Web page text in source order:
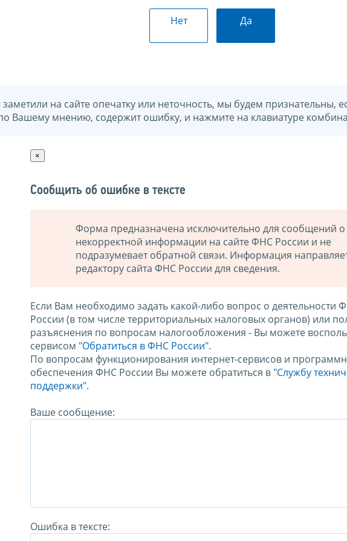
Нет Да
на сайте опечатку или неточность, мы будем признательны,
по Вашему мнению, содержит ошибку, и нажмите на клавиатуре
×
Сообщить об ошибке в тексте
Форма предназначена исключительно для сообщений о
некорректной информации на сайте ФНС России и не
подразумевает обратной связи. Информация
редактору сайта ФНС России для сведения.
Если Вам необходимо задать какой-либо вопрос о деятельности
России (в том числе территориальных налоговых органов) или
разъяснения по вопросам налогообложения - Вы можете
сервисом "Обратиться в ФНС России".
По вопросам функционирования интернет-сервисов и
обеспечения ФНС России Вы можете обратиться в "Службу
поддержки".
Ваше сообщение:
Ошибка в тексте: